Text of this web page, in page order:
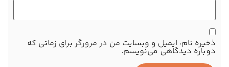
ذخیره نام، ایمیل و وبسایت من در مرورگر برای زمانی که
دوباره دیدگاهی می‌نویسم.